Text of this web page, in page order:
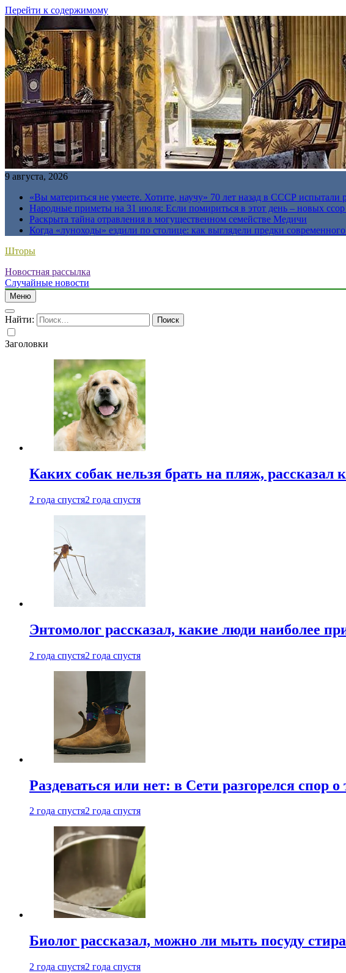
Перейти к содержимому
9 августа, 2026
«Вы материться не умеете. Хотите, научу» 70 лет назад в СССР испытали
Народные приметы на 31 июля: Если помириться в этот день – новых ссор
Раскрыта тайна отравления в могущественном семействе Медичи
Когда «луноходы» ездили по столице: как выглядели предки
Шторы
Новостная рассылка
Случайные новости
Меню
Найти:
Заголовки
Каких собак нельзя брать на пляж, рассказал
2 года спустя2 года спустя
Энтомолог рассказал, какие люди наиболее
2 года спустя2 года спустя
Раздеваться или нет: в Сети разгорелся спор
2 года спустя2 года спустя
Биолог рассказал, можно ли мыть посуду
2 года спустя2 года спустя